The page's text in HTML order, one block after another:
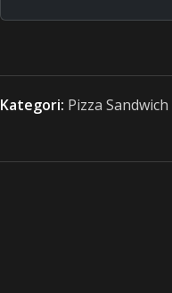
Kategori: Pizza Sandwich